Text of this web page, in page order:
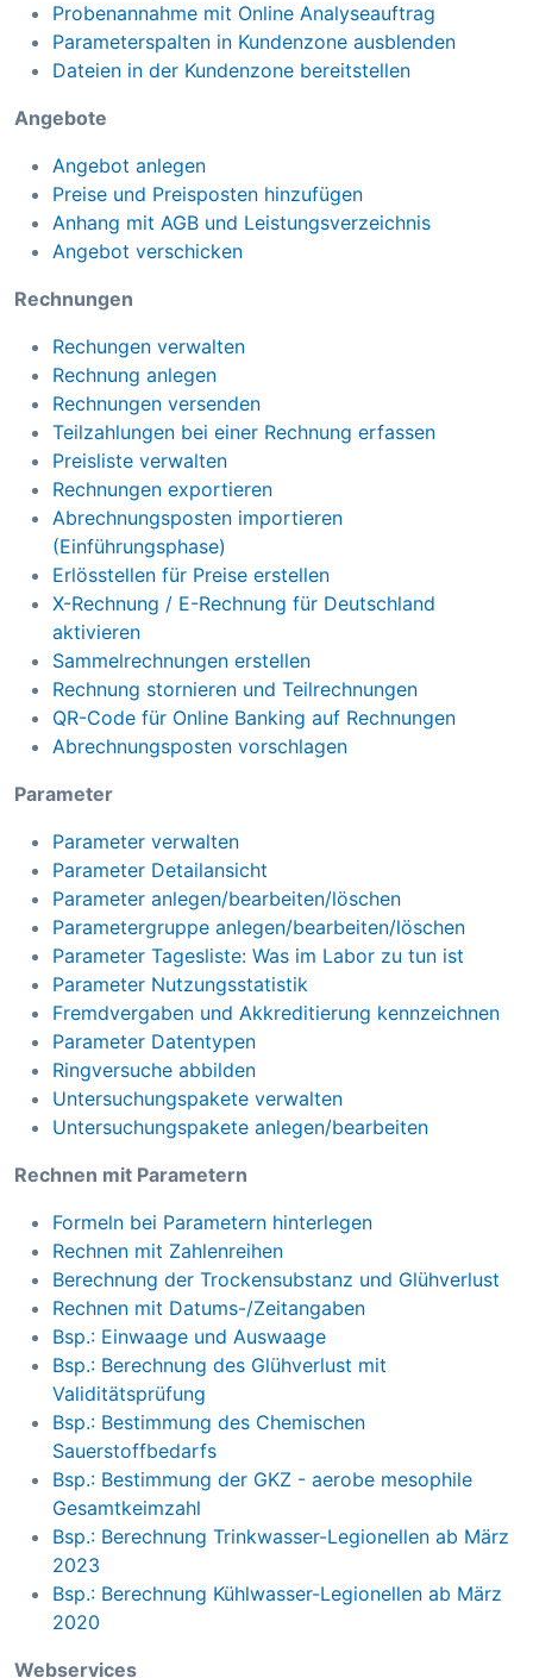
Probenannahme mit Online Analyseauftrag
Parameterspalten in Kundenzone ausblenden
Dateien in der Kundenzone bereitstellen
Angebote
Angebot anlegen
Preise und Preisposten hinzufügen
Anhang mit AGB und Leistungsverzeichnis
Angebot verschicken
Rechnungen
Rechungen verwalten
Rechnung anlegen
Rechnungen versenden
Teilzahlungen bei einer Rechnung erfassen
Preisliste verwalten
Rechnungen exportieren
Abrechnungsposten importieren
(Einführungsphase)
Erlösstellen für Preise erstellen
X-Rechnung / E-Rechnung für Deutschland
aktivieren
Sammelrechnungen erstellen
Rechnung stornieren und Teilrechnungen
QR-Code für Online Banking auf Rechnungen
Abrechnungsposten vorschlagen
Parameter
Parameter verwalten
Parameter Detailansicht
Parameter anlegen/bearbeiten/löschen
Parametergruppe anlegen/bearbeiten/löschen
Parameter Tagesliste: Was im Labor zu tun ist
Parameter Nutzungsstatistik
Fremdvergaben und Akkreditierung kennzeichnen
Parameter Datentypen
Ringversuche abbilden
Untersuchungspakete verwalten
Untersuchungspakete anlegen/bearbeiten
Rechnen mit Parametern
Formeln bei Parametern hinterlegen
Rechnen mit Zahlenreihen
Berechnung der Trockensubstanz und Glühverlust
Rechnen mit Datums-/Zeitangaben
Bsp.: Einwaage und Auswaage
Bsp.: Berechnung des Glühverlust mit
Validitätsprüfung
Bsp.: Bestimmung des Chemischen
Sauerstoffbedarfs
Bsp.: Bestimmung der GKZ - aerobe mesophile
Gesamtkeimzahl
Bsp.: Berechnung Trinkwasser-Legionellen ab März
2023
Bsp.: Berechnung Kühlwasser-Legionellen ab März
2020
Webservices